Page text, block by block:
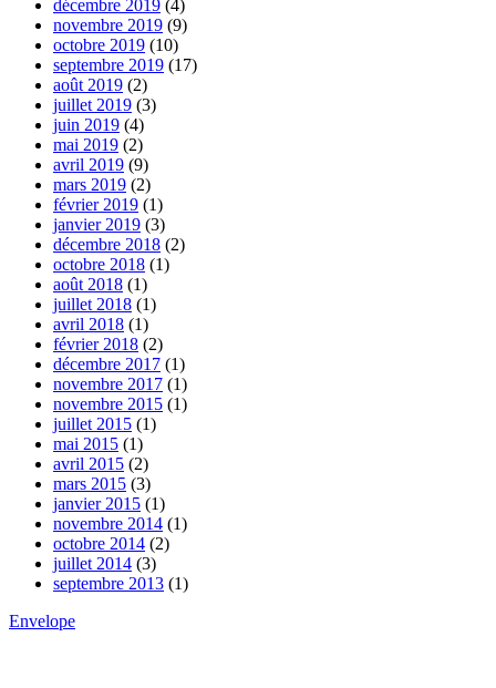
décembre 2019 (4)
novembre 2019 (9)
octobre 2019 (10)
septembre 2019 (17)
août 2019 (2)
juillet 2019 (3)
juin 2019 (4)
mai 2019 (2)
avril 2019 (9)
mars 2019 (2)
février 2019 (1)
janvier 2019 (3)
décembre 2018 (2)
octobre 2018 (1)
août 2018 (1)
juillet 2018 (1)
avril 2018 (1)
février 2018 (2)
décembre 2017 (1)
novembre 2017 (1)
novembre 2015 (1)
juillet 2015 (1)
mai 2015 (1)
avril 2015 (2)
mars 2015 (3)
janvier 2015 (1)
novembre 2014 (1)
octobre 2014 (2)
juillet 2014 (3)
septembre 2013 (1)
Envelope